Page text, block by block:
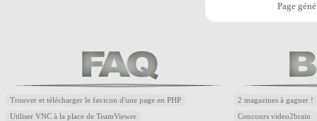
Page
Trouver et télécharger le favicon d'une page en PHP
Utiliser VNC à la place de TeamViewer
2 magazines à gagner !
Concours video2brain